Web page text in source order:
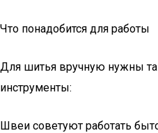
Что понадобится для работы
Для шитья вручную нужны
инструменты:
Швеи советуют работать